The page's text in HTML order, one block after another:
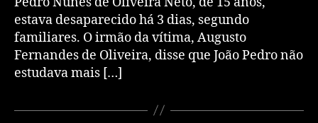
estava desaparecido há 3 dias, segundo
familiares. O irmão da vítima, Augusto
Fernandes de Oliveira, disse que João Pedro não
estudava mais […]